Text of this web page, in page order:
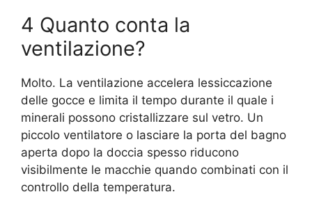
4 Quanto conta la
ventilazione?
Molto. La ventilazione accelera lessiccazione
delle gocce e limita il tempo durante il quale i
minerali possono cristallizzare sul vetro. Un
piccolo ventilatore o lasciare la porta del bagno
aperta dopo la doccia spesso riducono
visibilmente le macchie quando combinati con il
controllo della temperatura.